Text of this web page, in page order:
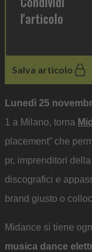
l'articolo
Salva articolo
Lunedì 25
1 a Milano, torna
placement” che
pr, imprenditori
discografici e
brand giusto o
Midance si tiene
musica dance